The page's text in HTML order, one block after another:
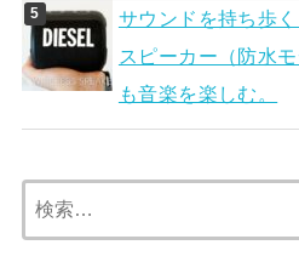
サウンドを持ち歩
スピーカー（防水
も音楽を楽しむ。
索: